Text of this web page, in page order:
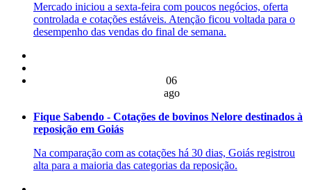
Mercado iniciou a sexta-feira com poucos negócios, oferta
controlada e cotações estáveis. Atenção ficou voltada para o
desempenho das vendas do final de semana.
06
ago
Fique Sabendo - Cotações de bovinos Nelore destinados à
reposição em Goiás
Na comparação com as cotações há 30 dias, Goiás registrou
alta para a maioria das categorias da reposição.